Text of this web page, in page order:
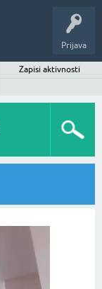
Prijava
Zapisi aktivnosti